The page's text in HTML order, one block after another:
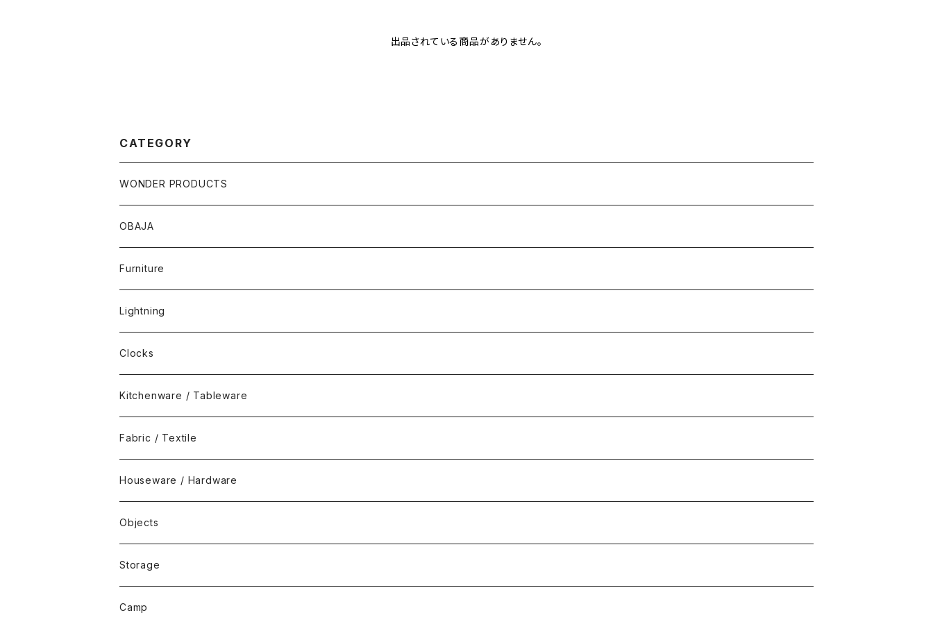
出品されている商品がありません。
CATEGORY
WONDER PRODUCTS
OBAJA
Furniture
Lightning
Clocks
Kitchenware / Tableware
Fabric / Textile
Houseware / Hardware
Objects
Storage
Camp